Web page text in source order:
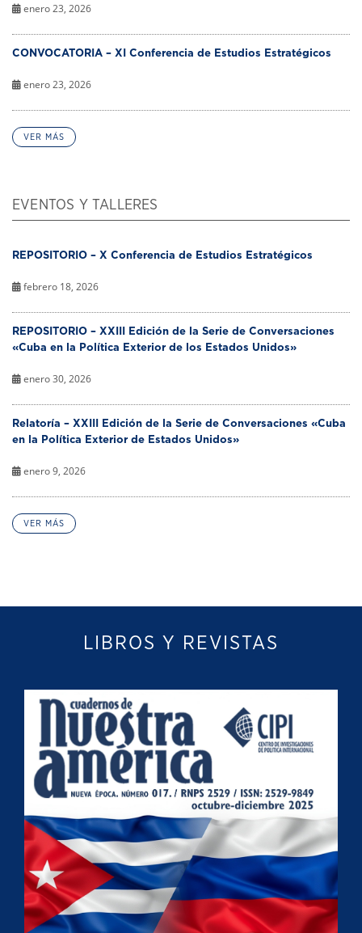
enero 23, 2026
CONVOCATORIA – XI Conferencia de Estudios Estratégicos
enero 23, 2026
VER MÁS
EVENTOS Y TALLERES
REPOSITORIO – X Conferencia de Estudios Estratégicos
febrero 18, 2026
REPOSITORIO – XXIII Edición de la Serie de Conversaciones
«Cuba en la Política Exterior de los Estados Unidos»
enero 30, 2026
Relatoría – XXIII Edición de la Serie de Conversaciones «Cuba
en la Política Exterior de Estados Unidos»
enero 9, 2026
VER MÁS
LIBROS Y REVISTAS